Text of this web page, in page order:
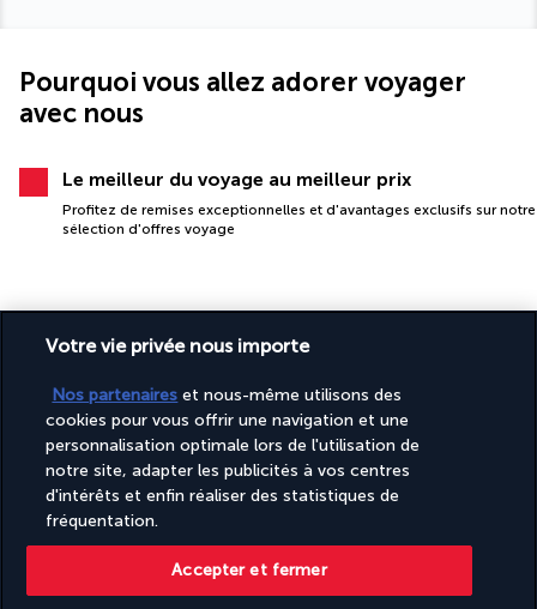
Pourquoi vous allez adorer voyager
avec nous
Le meilleur du voyage au meilleur prix
Profitez de remises exceptionnelles et d'avantages exclusifs sur notre
sélection d'offres voyage
PAIEMENT SÉCURISÉ
Votre vie privée nous importe
Nos partenaires et nous-même utilisons des
cookies pour vous offrir une navigation et une
personnalisation optimale lors de l'utilisation de
notre site, adapter les publicités à vos centres
d'intérêts et enfin réaliser des statistiques de
fréquentation.
Accepter et fermer